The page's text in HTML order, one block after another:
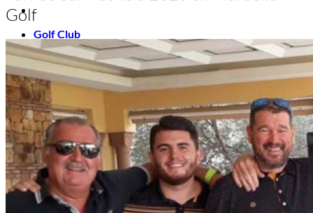
Golf Club
El Campo
Instalaciones
Clases de Golf
Quienes Somos
Tarifas
Membresías
Restaurante
Eventos
Organiza tu evento
Calendario de eventos
Noticias
Últimas noticias
Newsletters
Golf